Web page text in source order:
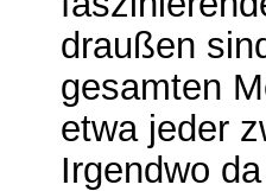
draußen
gesamten
etwa jeder
Irgendwo